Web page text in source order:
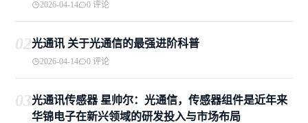
2026-04-14 0 评论
02光通讯 关于光通信的最强进阶科普
2026-04-14 0 评论
03光通讯传感器 星帅尔：光通信，传感器组件是近年来
华锦电子在新兴领域的研发投入与市场布局